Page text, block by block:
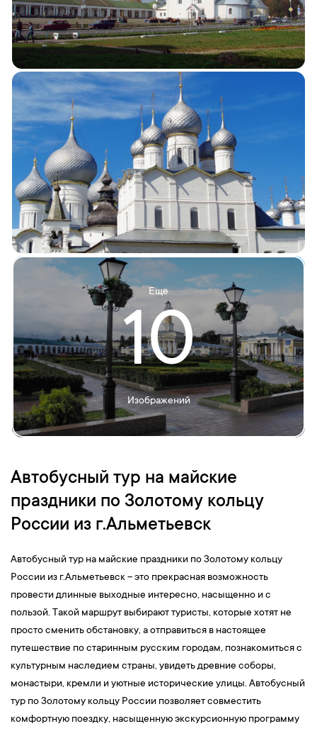
Еще
10
Изображений
Автобусный тур на майские
праздники по Золотому кольцу
России из г.Альметьевск
Автобусный тур на майские праздники по Золотому кольцу
России из г.Альметьевск – это прекрасная возможность
провести длинные выходные интересно, насыщенно и с
пользой. Такой маршрут выбирают туристы, которые хотят не
просто сменить обстановку, а отправиться в настоящее
путешествие по старинным русским городам, познакомиться с
культурным наследием страны, увидеть древние соборы,
монастыри, кремли и уютные исторические улицы. Автобусный
тур по Золотому кольцу России позволяет совместить
комфортную поездку, насыщенную экскурсионную программу